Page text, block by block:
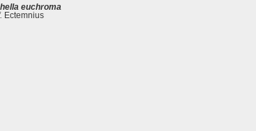
euchroma
Ectemnius